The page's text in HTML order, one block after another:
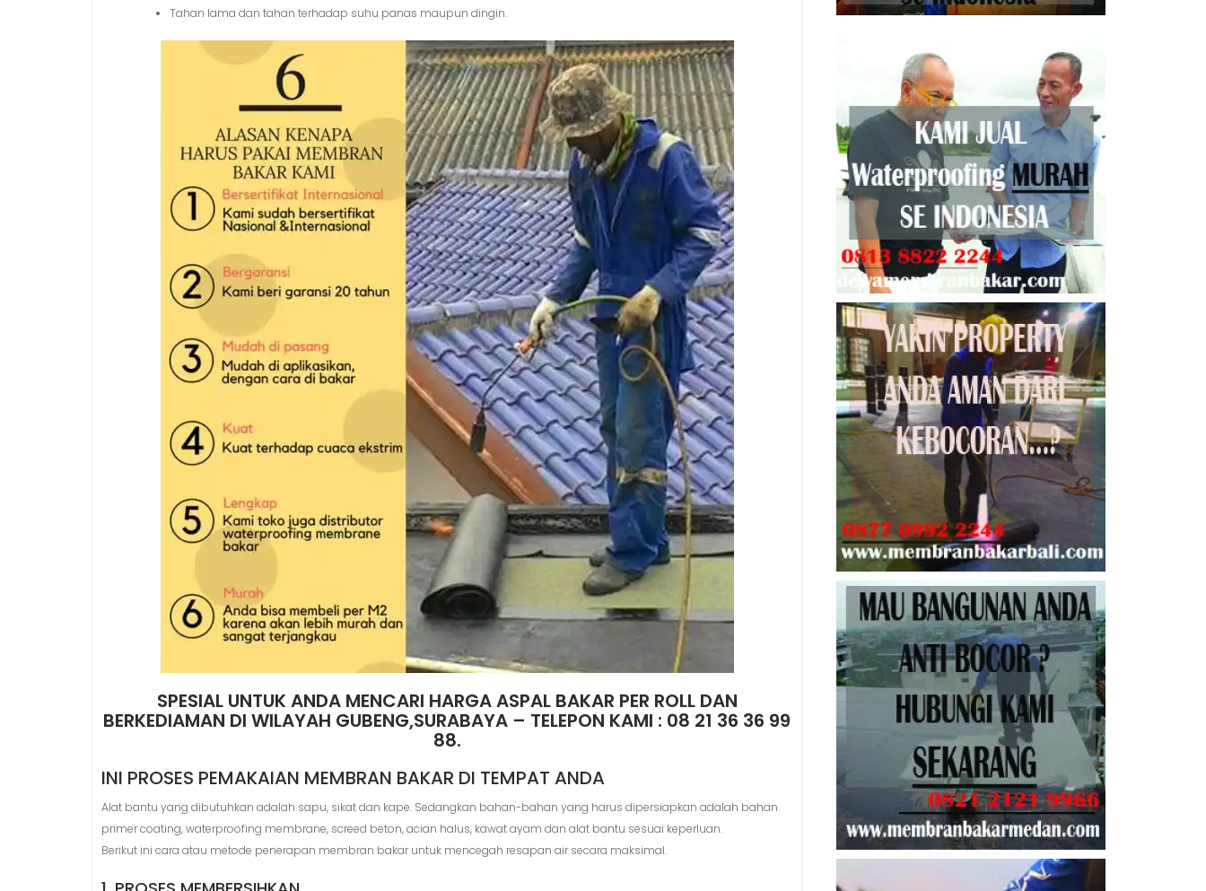
Tahan lama dan tahan terhadap suhu panas maupun dingin.
SPESIAL UNTUK ANDA MENCARI HARGA ASPAL BAKAR PER ROLL DAN
BERKEDIAMAN DI WILAYAH GUBENG,SURABAYA – TELEPON KAMI : 08 21 36 36 99
88.
INI PROSES PEMAKAIAN MEMBRAN BAKAR DI TEMPAT ANDA
Alat bantu yang dibutuhkan adalah sapu, sikat dan kape. Sedangkan bahan-bahan yang harus dipersiapkan adalah bahan
primer coating, waterproofing membrane, screed beton, acian halus, kawat ayam dan alat bantu sesuai keperluan.
Berikut ini cara atau metode penerapan membran bakar untuk mencegah resapan air secara maksimal.